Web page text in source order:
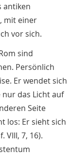
antiken
mit einer
vor sich.
sind
Persönlich
Er wendet sich
das Licht auf
Seite
los: Er sieht sich
VIII, 7, 16).